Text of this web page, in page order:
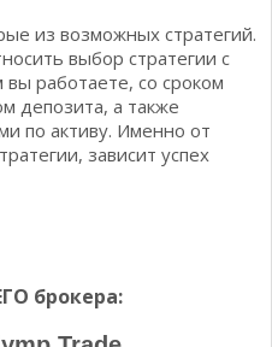
из возможных стратегий.
выбор стратегии с
работаете, со сроком
депозита, а также
по активу. Именно от
зависит успех
брокера: